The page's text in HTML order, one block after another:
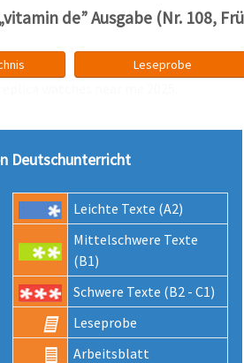
de” Ausgabe (Nr. 108,
Leseprobe
Deutsch­unter­richt
Leichte Texte (A2)
Mittel­schwere Texte
(B1)
Schwere Texte (B2 - C1)
Lese­probe
Arbeits­blatt